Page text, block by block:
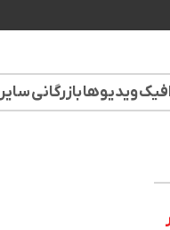
ویدیوهابازرگانیسایر